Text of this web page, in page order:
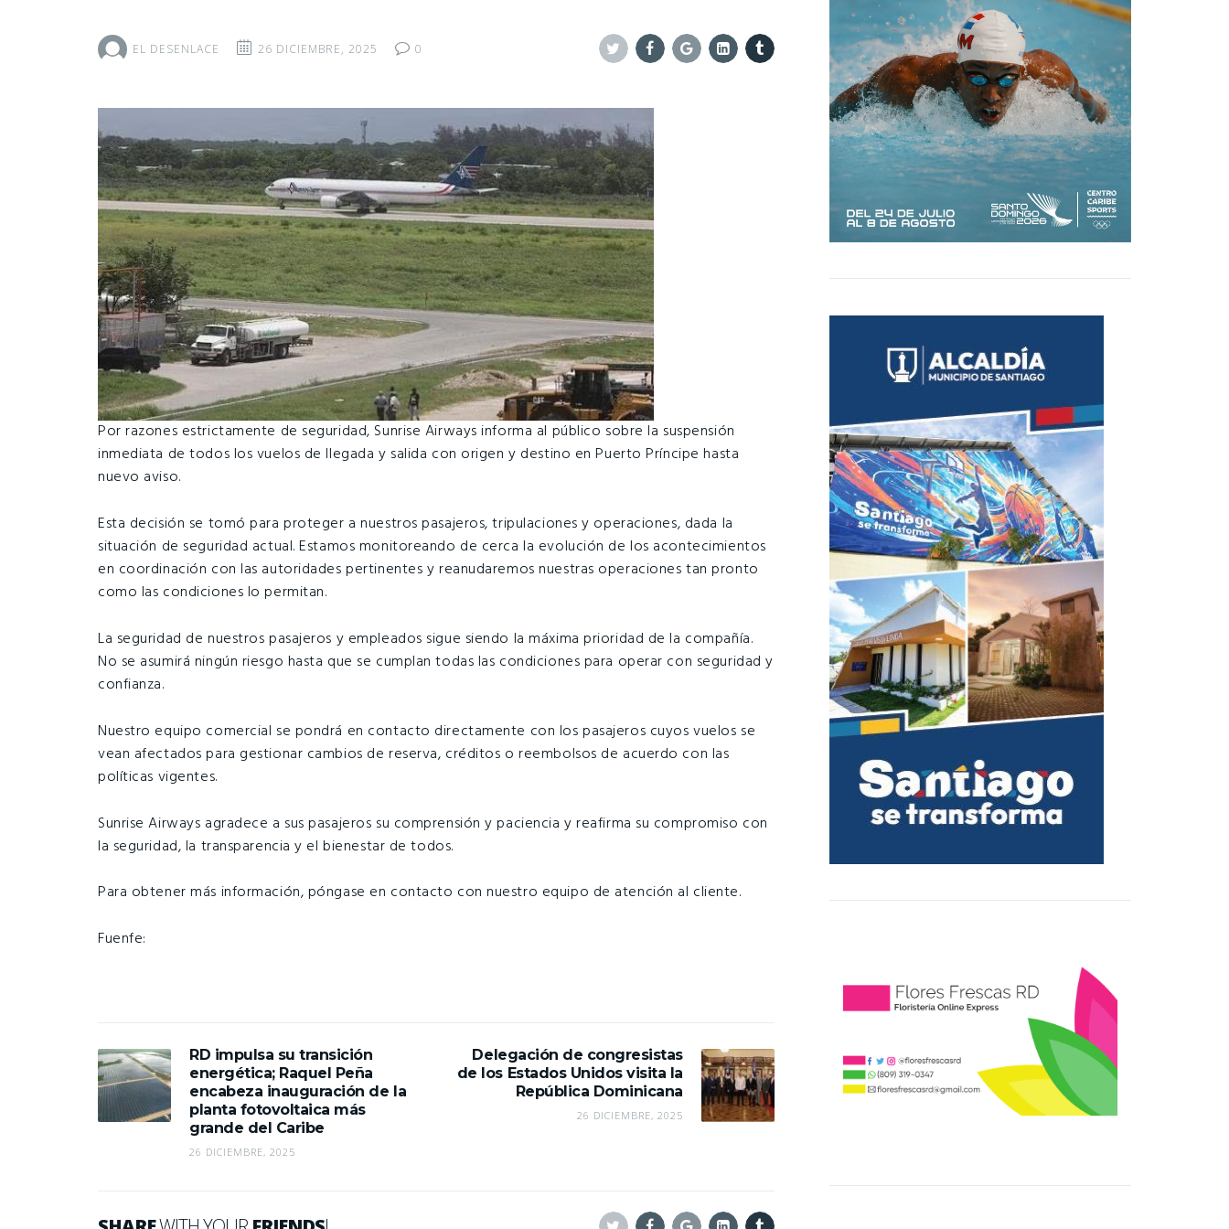
EL DESENLACE 26 DICIEMBRE, 2025
0
Por razones estrictamente de seguridad, Sunrise Airways informa al público sobre la suspensión
inmediata de todos los vuelos de llegada y salida con origen y destino en Puerto Príncipe hasta
nuevo aviso.
Esta decisión se tomó para proteger a nuestros pasajeros, tripulaciones y operaciones, dada la
situación de seguridad actual. Estamos monitoreando de cerca la evolución de los acontecimientos
en coordinación con las autoridades pertinentes y reanudaremos nuestras operaciones tan pronto
como las condiciones lo permitan.
La seguridad de nuestros pasajeros y empleados sigue siendo la máxima prioridad de la compañía.
No se asumirá ningún riesgo hasta que se cumplan todas las condiciones para operar con seguridad y
confianza.
Nuestro equipo comercial se pondrá en contacto directamente con los pasajeros cuyos vuelos se
vean afectados para gestionar cambios de reserva, créditos o reembolsos de acuerdo con las
políticas vigentes.
Sunrise Airways agradece a sus pasajeros su comprensión y paciencia y reafirma su compromiso con
la seguridad, la transparencia y el bienestar de todos.
Para obtener más información, póngase en contacto con nuestro equipo de atención al cliente.
Fuenfe:
RD impulsa su transición
energética; Raquel Peña
encabeza inauguración de la
planta fotovoltaica más
grande del Caribe
26 DICIEMBRE, 2025
Delegación de congresistas
de los Estados Unidos visita la
República Dominicana
26 DICIEMBRE, 2025